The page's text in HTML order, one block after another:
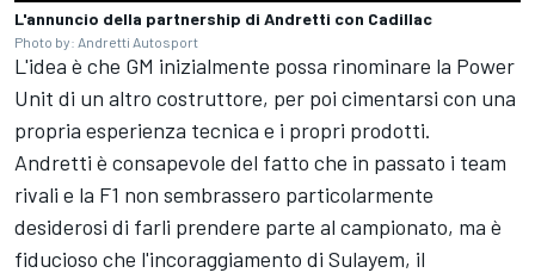
L'annuncio della partnership di Andretti con Cadillac
Photo by: Andretti Autosport
L'idea è che GM inizialmente possa rinominare la Power
Unit di un altro costruttore, per poi cimentarsi con una
propria esperienza tecnica e i propri prodotti.
Andretti è consapevole del fatto che in passato i team
rivali e la F1 non sembrassero particolarmente
desiderosi di farli prendere parte al campionato, ma è
fiducioso che l'incoraggiamento di Sulayem, il